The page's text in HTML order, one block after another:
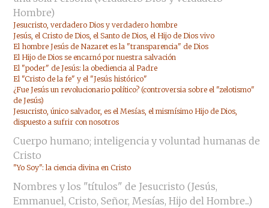
Hombre)
Jesucristo, verdadero Dios y verdadero hombre
Jesús, el Cristo de Dios, el Santo de Dios, el Hijo de Dios vivo
El hombre Jesús de Nazaret es la "transparencia" de Dios
El Hijo de Dios se encarnó por nuestra salvación
El "poder" de Jesús: la obediencia al Padre
El "Cristo de la fe" y el "Jesús histórico"
¿Fue Jesús un revolucionario político? (controversia sobre el "zelotismo"
de Jesús)
Jesucristo, único salvador, es el Mesías, el mismísimo Hijo de Dios,
dispuesto a sufrir con nosotros
Cuerpo humano; inteligencia y voluntad humanas de
Cristo
"Yo Soy": la ciencia divina en Cristo
Nombres y los "títulos" de Jesucristo (Jesús,
Emmanuel, Cristo, Señor, Mesías, Hijo del Hombre...)